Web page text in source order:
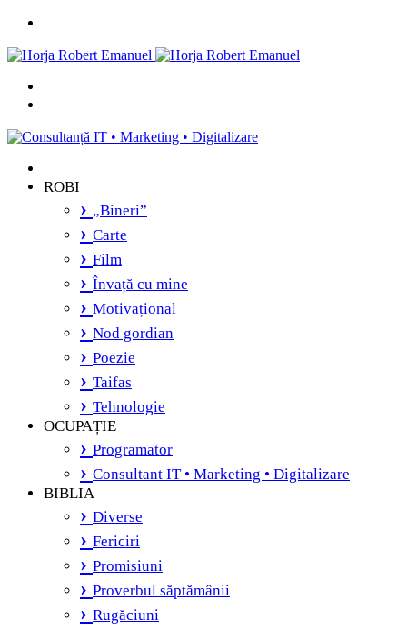
găsi...
ROBI
„Bineri”
Carte
Film
Învață cu mine
Motivațional
Nod gordian
Poezie
Taifas
Tehnologie
OCUPAȚIE
Programator
Consultant IT • Marketing • Digitalizare
BIBLIA
Diverse
Fericiri
Promisiuni
Proverbul săptămânii
Rugăciuni